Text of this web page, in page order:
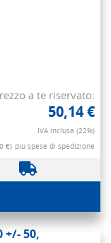
a te riservato:
50,14 €
IVA inclusa (22%)
€) più spese di spedizione
+/- 50,